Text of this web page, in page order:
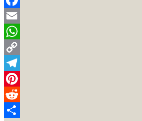
Facebook
Email
WhatsApp
Copy
Link
Telegram
Pinterest
Reddit